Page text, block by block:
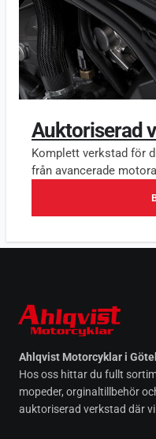
Auktoriserad
Komplett verkstad för
från avancerade
Ahlqvist Motorcyklar i
Hos oss hittar du fullt
mopeder, orginaltillbehör
auktoriserad verkstad där